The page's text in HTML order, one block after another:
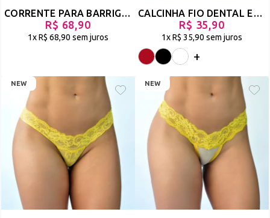
CORRENTE PARA BARRIGA EM METAL COM CAMADAS DUPLAS, ACESSÓRIO DE CINTURA ESTILOSO E SENSUAL - TULIPA
R$ 68,90
1xR$ 68,90 sem juros
CALCINHA FIO DENTAL EM RENDA - LINGERIE SEXY - HONRADA
R$ 35,90
1xR$ 35,90 sem juros
+
NEW NEW